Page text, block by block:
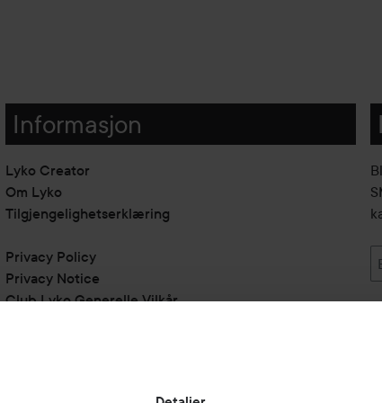
Informasjon
Lyko Creator
Om Lyko
Tilgjengelighetserklæring
Privacy Policy
Privacy Notice
Club Lyko Generelle Vilkår